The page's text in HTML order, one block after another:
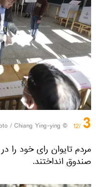
3
/12
© AP Photo / Chiang Ying-ying
مردم تایوان رای خود را
صندوق انداختند.